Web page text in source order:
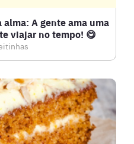
A gente ama uma
viajar no tempo! 😋